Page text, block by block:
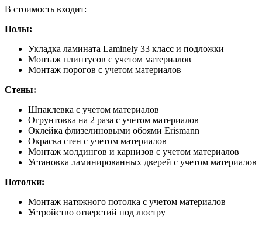
В стоимость входит:
Полы:
Укладка ламината Laminely 33 класс и подложки
Монтаж плинтусов с учетом материалов
Монтаж порогов с учетом материалов
Стены:
Шпаклевка с учетом материалов
Огрунтовка на 2 раза с учетом материалов
Оклейка флизелиновыми обоями Erismann
Окраска стен с учетом материалов
Монтаж молдингов и карнизов с учетом материалов
Установка ламинированных дверей с учетом материалов
Потолки:
Монтаж натяжного потолка с учетом материалов
Устройство отверстий под люстру